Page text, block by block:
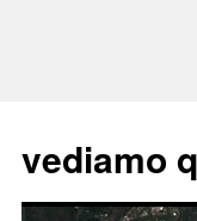
vediamo